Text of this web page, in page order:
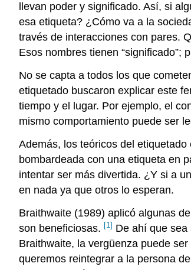
llevan poder y significado. Así, si
esa etiqueta? ¿Cómo va a la
través de interacciones con pares.
Esos nombres tienen “significado”;
No se capta a todos los que
etiquetado buscaron explicar este
tiempo y el lugar. Por ejemplo, el
mismo comportamiento puede ser
Además, los teóricos del
bombardeada con una etiqueta en
intentar ser más divertida. ¿Y si a
en nada ya que otros lo esperan.
Braithwaite (1989) aplicó algunas
son beneficiosas. [1] De ahí que sea
Braithwaite, la vergüenza puede
queremos reintegrar a la persona